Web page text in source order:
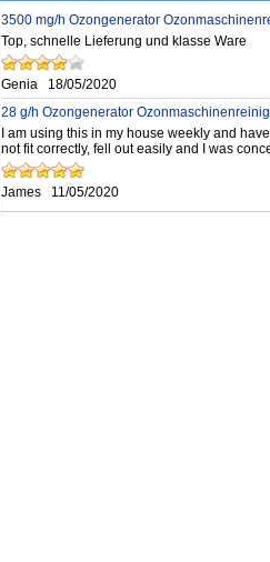
3500 mg/h Ozongenerator
Top, schnelle Lieferung und klasse Ware
Genia
18/05/2020
28 g/h Ozongenerator
I am using this in my house weekly and
not fit correctly, fell out easily and I was
James 11/05/2020